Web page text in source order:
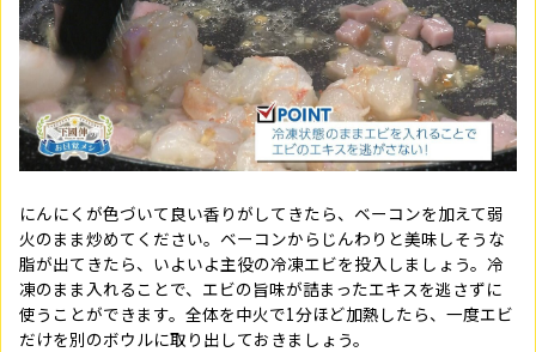
にんにくが色づいて良い香りがしてきたら、ベーコンを加えて弱
火のまま炒めてください。ベーコンからじんわりと美味しそうな
脂が出てきたら、いよいよ主役の冷凍エビを投入しましょう。冷
凍のまま入れることで、エビの旨味が詰まったエキスを逃さずに
使うことができます。全体を中火で1分ほど加熱したら、一度エビ
だけを別のボウルに取り出しておきましょう。